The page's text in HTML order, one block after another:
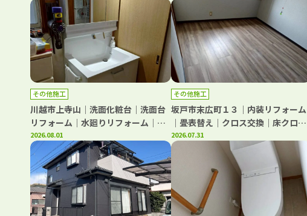
上げ
換｜ガスコンロ交換｜S様邸
その他施工
川越市上寺山｜洗面化粧台｜洗面台
リフォーム｜水廻りリフォーム｜K
様邸
2026.08.01
その他施工
坂戸市末広町１３｜内装リフォーム
｜畳表替え｜クロス交換｜床クロス
交換｜M様邸
2026.07.31